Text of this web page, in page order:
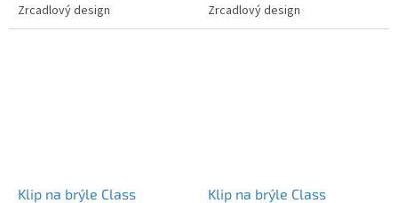
Zrcadlový design Zrcadlový design
Klip na brýle Class
Klip na brýle Class